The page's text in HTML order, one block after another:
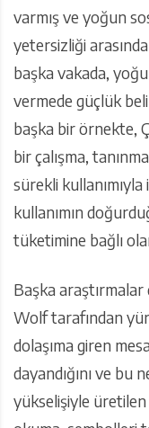
varmış ve yoğun
yetersizliği
başka vakada,
vermede güçlük
başka bir örnekte,
bir çalışma,
sürekli
kullanımın
tüketimine bağlı
Başka
Wolf tarafından
dolaşıma giren
dayandığını ve bu
yükselişiyle üretilen